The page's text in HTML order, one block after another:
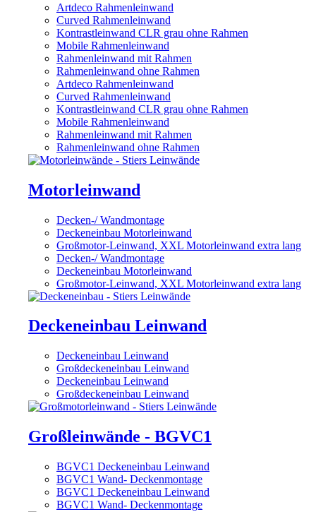
Artdeco Rahmenleinwand
Curved Rahmenleinwand
Kontrastleinwand CLR grau ohne Rahmen
Mobile Rahmenleinwand
Rahmenleinwand mit Rahmen
Rahmenleinwand ohne Rahmen
Artdeco Rahmenleinwand
Curved Rahmenleinwand
Kontrastleinwand CLR grau ohne Rahmen
Mobile Rahmenleinwand
Rahmenleinwand mit Rahmen
Rahmenleinwand ohne Rahmen
Motorleinwand
Decken-/ Wandmontage
Deckeneinbau Motorleinwand
Großmotor-Leinwand, XXL Motorleinwand extra lang
Decken-/ Wandmontage
Deckeneinbau Motorleinwand
Großmotor-Leinwand, XXL Motorleinwand extra lang
Deckeneinbau Leinwand
Deckeneinbau Leinwand
Großdeckeneinbau Leinwand
Deckeneinbau Leinwand
Großdeckeneinbau Leinwand
Großleinwände - BGVC1
BGVC1 Deckeneinbau Leinwand
BGVC1 Wand- Deckenmontage
BGVC1 Deckeneinbau Leinwand
BGVC1 Wand- Deckenmontage